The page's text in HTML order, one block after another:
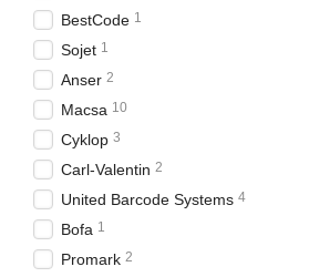
BestCode 1
Sojet 1
Anser 2
Macsa 10
Cyklop 3
Carl-Valentin 2
United Barcode Systems 4
Bofa 1
Promark 2